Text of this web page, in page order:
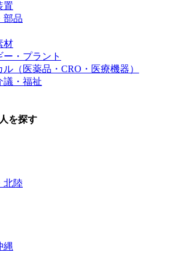
置
部品
材
ー・プラント
ル（医薬品・CRO・医療機器）
議・福祉
を探す
北陸
縄